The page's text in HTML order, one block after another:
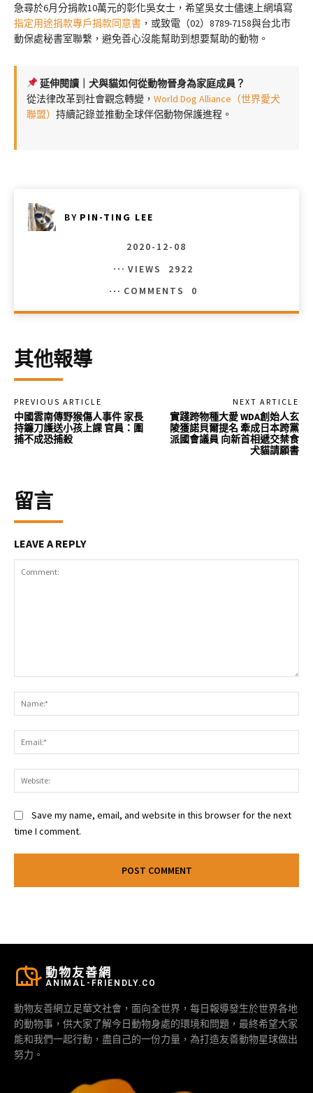
急尋於6月分捐款10萬元的彰化吳女士，希望吳女士儘速上網填寫
指定用途捐款專戶捐款同意書 ，或致電（02）8789-7158與台北市
動保處秘書室聯繫，避免善心沒能幫助到想要幫助的動物。
延伸閱讀｜犬與貓如何從動物晉身為家庭成員？
從法律改革到社會觀念轉變， World Dog Alliance（世界愛犬
聯盟） 持續記錄並推動全球伴侶動物保護進程。
BY PIN-TING LEE
2020-12-08
VIEWS
2922
COMMENTS
0
其他報導
PREVIOUS ARTICLE
中國雲南傳野猴傷人事件 家長
持鐮刀護送小孩上課 官員：圍
捕不成恐捕殺
NEXT ARTICLE
實踐跨物種大愛 WDA創始人玄
陵獲諾貝爾提名 牽成日本跨黨
派國會議員 向新首相遞交禁食
犬貓請願書
留言
LEAVE A REPLY
Save my name, email, and website in this browser for the next
time I comment.
動物友善網
ANIMAL-FRIENDLY.CO
動物友善網立足華文社會，面向全世界，每日報導發生於世界各地
的動物事，供大家了解今日動物身處的環境和問題，最終希望大家
能和我們一起行動，盡自己的一份力量，為打造友善動物星球做出
努力。